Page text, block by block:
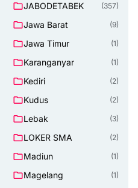
JABODETABEK (357)
Jawa Barat (9)
Jawa Timur (1)
Karanganyar (1)
Kediri (2)
Kudus (2)
Lebak (3)
LOKER SMA (2)
Madiun (1)
Magelang (1)